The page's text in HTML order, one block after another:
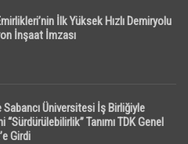
İlk Yüksek Hızlı Demiryolu
İnşaat İmzası
Sabancı Üniversitesi İş Birliğiyle
“Sürdürülebilirlik” Tanımı TDK Genel
Girdi